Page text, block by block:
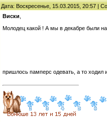
Дата: Воскресенье, 15.03.2015, 20:57 |
Виски
Молодец какой ! А мы в декабре были на
пришлось памперс одевать, а то ходил